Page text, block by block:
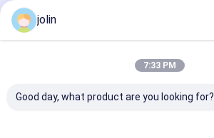
jolin
7:33 PM
Good day, what product are you looking for?